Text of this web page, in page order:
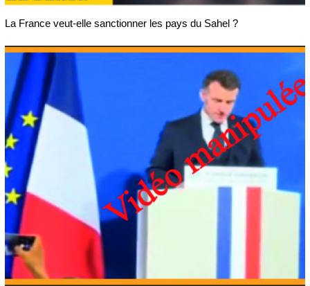
La France veut-elle sanctionner les pays du Sahel ?